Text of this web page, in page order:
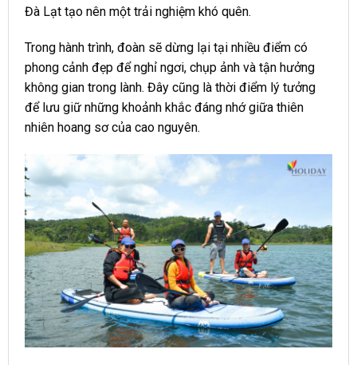
Đà Lạt tạo nên một trải nghiệm khó quên.
Trong hành trình, đoàn sẽ dừng lại tại nhiều điểm có
phong cảnh đẹp để nghỉ ngơi, chụp ảnh và tận hưởng
không gian trong lành. Đây cũng là thời điểm lý tưởng
để lưu giữ những khoảnh khắc đáng nhớ giữa thiên
nhiên hoang sơ của cao nguyên.